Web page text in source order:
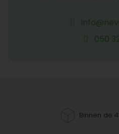
050
Binnen de